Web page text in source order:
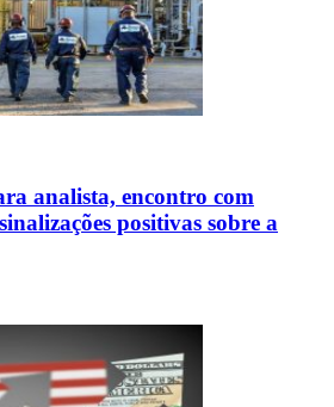
analista, encontro com
positivas sobre a